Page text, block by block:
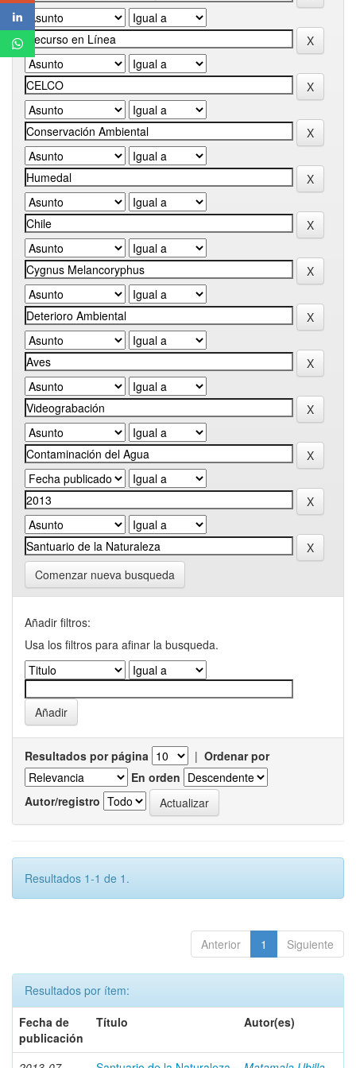
Comenzar nueva busqueda
Añadir filtros:
Usa los filtros para afinar la busqueda.
Resultados por página | Ordenar por
En orden
Autor/registro
Resultados 1-1 de 1.
Anterior 1 Siguiente
Resultados por ítem:
Fecha de
publicación
Título Autor(es)